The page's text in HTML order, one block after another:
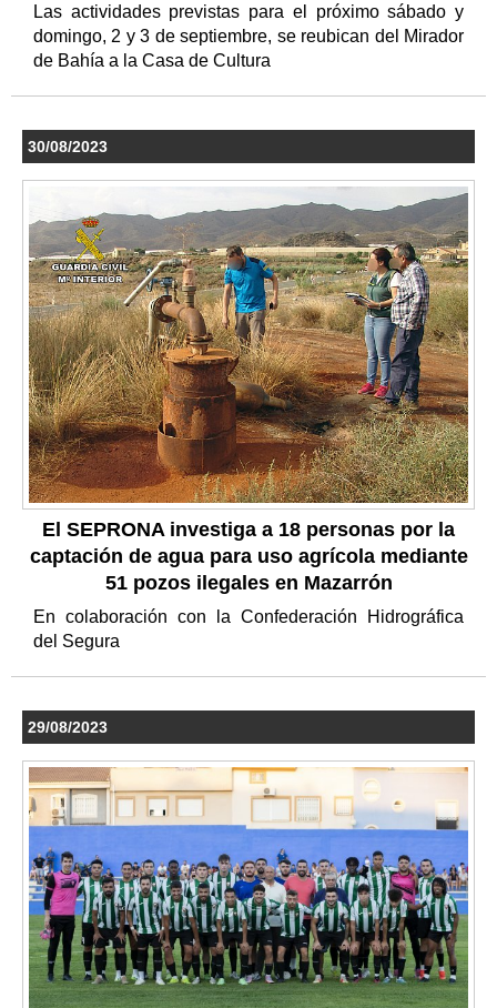
Las actividades previstas para el próximo sábado y
domingo, 2 y 3 de septiembre, se reubican del Mirador
de Bahía a la Casa de Cultura
30/08/2023
El SEPRONA investiga a 18 personas por la
captación de agua para uso agrícola mediante
51 pozos ilegales en Mazarrón
En colaboración con la Confederación Hidrográfica
del Segura
29/08/2023